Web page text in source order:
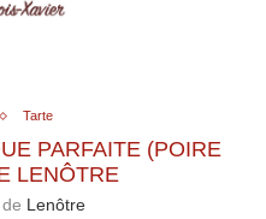
Tarte
PARFAITE (POIRE
LENÔTRE
Lenôtre